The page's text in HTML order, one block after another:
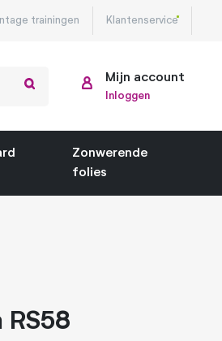
trainingen Klantenservice
Mijn account
Inloggen
Zonwerende
folies